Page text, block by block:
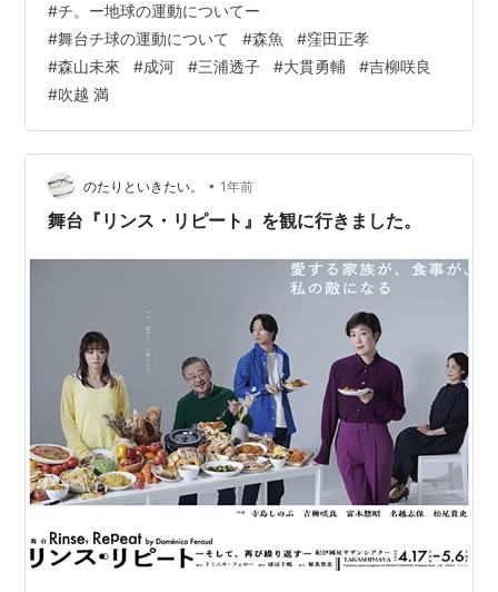
ついてー』初日★★★★★ 上（Ｃ教）から与えられた言
葉を信じて疑うことなく（信仰宗教の信者にありがち）
生きてきたノヴァク（森山未來）。冒頭のノヴァクのウ
キウキダンスからお仕事現場の数分間でノヴァクの仕事
に対する姿勢がわかるの好き。 その場面の新人異端審問
官ダミアン（大貫勇輔）…
#チ。ー地球の運動についてー
#舞台チ球の運動について #森魚 #窪田正孝
#森山未來 #成河 #三浦透子 #大貫勇輔 #吉柳咲良
#吹越 満
のたりといきたい。 • 1年前
舞台『リンス・リピート』を観に行きました。